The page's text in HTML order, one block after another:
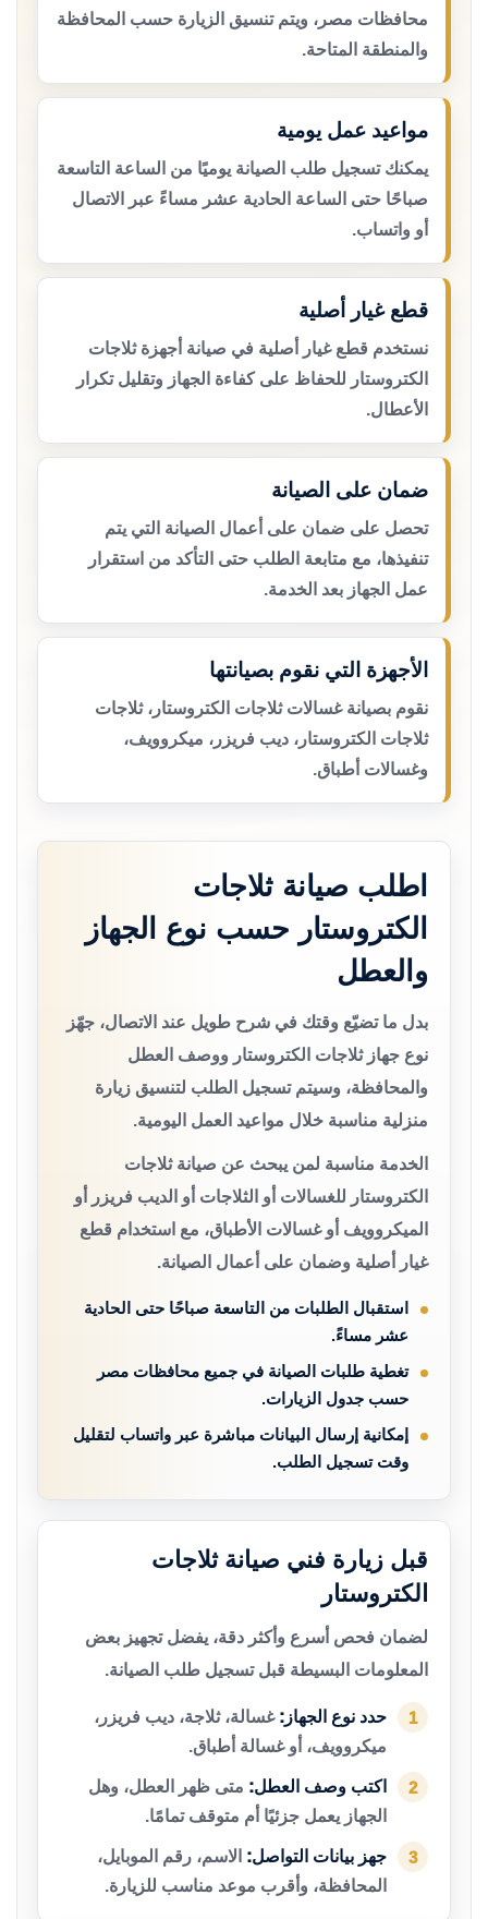
محافظات مصر، ويتم تنسيق الزيارة حسب المحافظة
والمنطقة المتاحة.
مواعيد عمل يومية
يمكنك تسجيل طلب الصيانة يوميًا من الساعة التاسعة
صباحًا حتى الساعة الحادية عشر مساءً عبر الاتصال
أو واتساب.
قطع غيار أصلية
نستخدم قطع غيار أصلية في صيانة أجهزة ثلاجات
الكتروستار للحفاظ على كفاءة الجهاز وتقليل تكرار
الأعطال.
ضمان على الصيانة
تحصل على ضمان على أعمال الصيانة التي يتم
تنفيذها، مع متابعة الطلب حتى التأكد من استقرار
عمل الجهاز بعد الخدمة.
الأجهزة التي نقوم بصيانتها
نقوم بصيانة غسالات ثلاجات الكتروستار، ثلاجات
ثلاجات الكتروستار، ديب فريزر، ميكروويف،
وغسالات أطباق.
اطلب صيانة ثلاجات
الكتروستار حسب نوع الجهاز
والعطل
بدل ما تضيّع وقتك في شرح طويل عند الاتصال، جهّز
نوع جهاز ثلاجات الكتروستار ووصف العطل
والمحافظة، وسيتم تسجيل الطلب لتنسيق زيارة
منزلية مناسبة خلال مواعيد العمل اليومية.
الخدمة مناسبة لمن يبحث عن صيانة ثلاجات
الكتروستار للغسالات أو الثلاجات أو الديب فريزر أو
الميكروويف أو غسالات الأطباق، مع استخدام قطع
غيار أصلية وضمان على أعمال الصيانة.
استقبال الطلبات من التاسعة صباحًا حتى الحادية
عشر مساءً.
تغطية طلبات الصيانة في جميع محافظات مصر
حسب جدول الزيارات.
إمكانية إرسال البيانات مباشرة عبر واتساب لتقليل
وقت تسجيل الطلب.
قبل زيارة فني صيانة ثلاجات
الكتروستار
لضمان فحص أسرع وأكثر دقة، يفضل تجهيز بعض
المعلومات البسيطة قبل تسجيل طلب الصيانة.
1 حدد نوع الجهاز: غسالة، ثلاجة، ديب فريزر،
ميكروويف، أو غسالة أطباق.
2 اكتب وصف العطل: متى ظهر العطل، وهل
الجهاز يعمل جزئيًا أم متوقف تمامًا.
3 جهز بيانات التواصل: الاسم، رقم الموبايل،
المحافظة، وأقرب موعد مناسب للزيارة.